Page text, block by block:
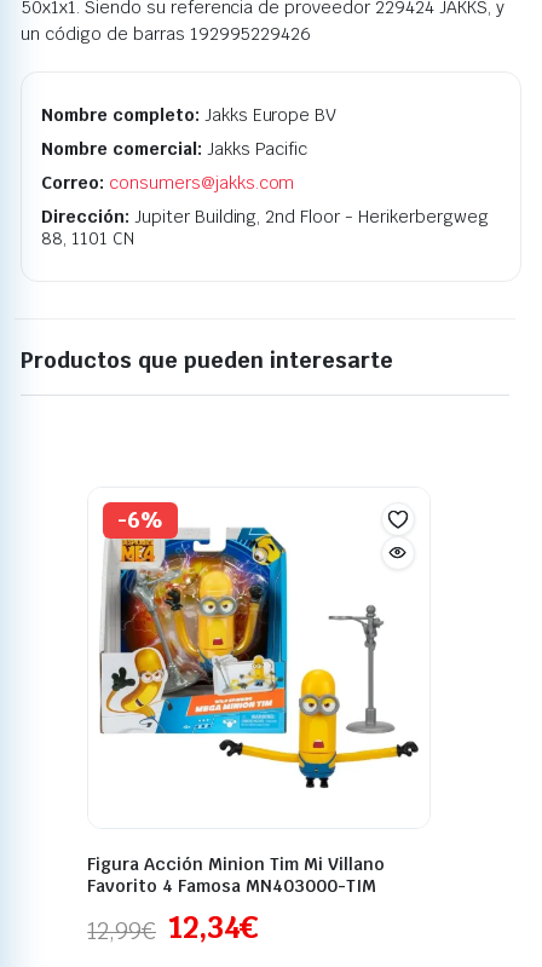
50x1x1. Siendo su referencia de proveedor 229424 JAKKS, y
un código de barras 192995229426
Nombre completo: Jakks Europe BV
Nombre comercial: Jakks Pacific
Correo: consumers@jakks.com
Dirección: Jupiter Building, 2nd Floor - Herikerbergweg
88, 1101 CN
Productos que pueden interesarte
-6%
Figura Acción Minion Tim Mi Villano
Favorito 4 Famosa MN403000-TIM
12,99€ 12,34€